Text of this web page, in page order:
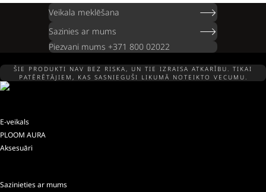
Veikala meklēšana
Sazinies ar mums
Piezvani mums +371 800 02022
ŠIE PRODUKTI NAV BEZ RISKA, UN TIE IZRAISA ATKARĪBU. TIKAI
PATĒRĒTĀJIEM, KAS SASNIEGUŠI LIKUMĀ NOTEIKTO VECUMU.
E-veikals
PLOOM AURA
Aksesuāri
Sazinieties ar mums